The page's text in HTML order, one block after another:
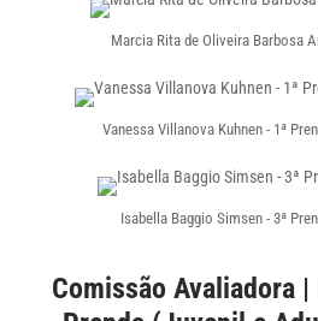
Marcia Rita de Oliveira Barbosa
Vanessa Villanova Kuhnen - 1ª
Isabella Baggio Simsen - 3ª
Comissão Avaliadora